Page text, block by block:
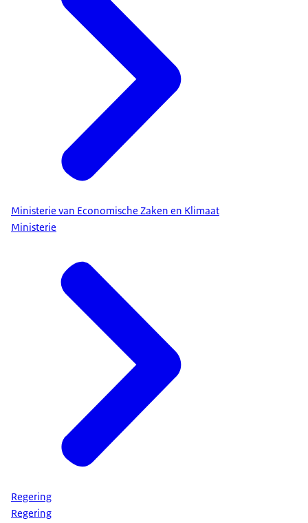
Ministerie van Economische Zaken en Klimaat
Ministerie
Regering
Regering